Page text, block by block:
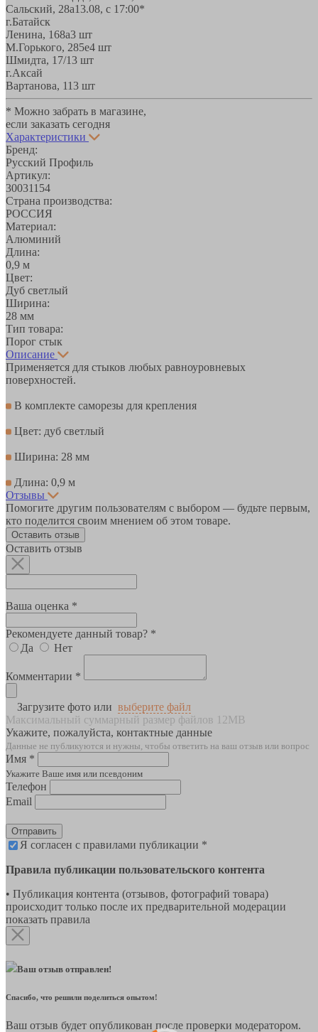
Сальский, 28a13.08, с 17:00*
г.Батайск
Ленина, 168а3 шт
М.Горького, 285е4 шт
Шмидта, 17/13 шт
г.Аксай
Вартанова, 113 шт
* Можно забрать в магазине,
если заказать сегодня
Характеристики
Бренд:
Русский Профиль
Артикул:
30031154
Страна производства:
РОССИЯ
Материал:
Алюминий
Длина:
0,9 м
Цвет:
Дуб светлый
Ширина:
28 мм
Тип товара:
Порог стык
Описание
Применяется для стыков любых равноуровневых
поверхностей.
В комплекте саморезы для крепления
Цвет: дуб светлый
Ширина: 28 мм
Длина: 0,9 м
Отзывы
Помогите другим пользователям с выбором — будьте первым,
кто поделится своим мнением об этом товаре.
Оставить отзыв
Оставить отзыв
Ваша оценка *
Рекомендуете данный товар? *
Да
Нет
Комментарии *
Загрузите фото или выберите файл
Максимальный суммарный размер файлов 12MB
Укажите, пожалуйста, контактные данные
Данные не публикуются и нужны, чтобы ответить на ваш отзыв или вопрос
Имя *
Укажите Ваше имя или псевдоним
Телефон
Email
Отправить
Я согласен с правилами публикации *
Правила публикации пользовательского контента
• Публикация контента (отзывов, фотографий товара)
происходит только после их предварительной модерации
показать правила
Ваш отзыв отправлен!
Спасибо, что решили поделиться опытом!
Ваш отзыв будет опубликован после проверки модератором.